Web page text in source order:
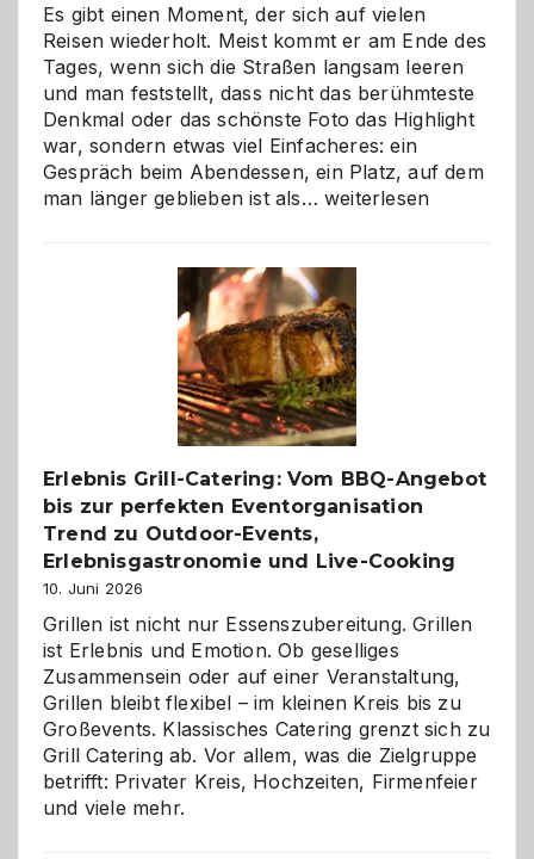
Es gibt einen Moment, der sich auf vielen
Reisen wiederholt. Meist kommt er am Ende des
Tages, wenn sich die Straßen langsam leeren
und man feststellt, dass nicht das berühmteste
Denkmal oder das schönste Foto das Highlight
war, sondern etwas viel Einfacheres: ein
Gespräch beim Abendessen, ein Platz, auf dem
man länger geblieben ist als… Als
–
die
Gelegenheit,
neue
Reiseziele
zu
entdecken
weiterlesen
Erlebnis Grill-Catering: Vom BBQ-Angebot
bis zur perfekten Eventorganisation
Trend zu Outdoor-Events,
Erlebnisgastronomie und Live-Cooking
10. Juni 2026
Grillen ist nicht nur Essenszubereitung. Grillen
ist Erlebnis und Emotion. Ob geselliges
Zusammensein oder auf einer Veranstaltung,
Grillen bleibt flexibel – im kleinen Kreis bis zu
Großevents. Klassisches Catering grenzt sich zu
Grill Catering ab. Vor allem, was die Zielgruppe
betrifft: Privater Kreis, Hochzeiten, Firmenfeier
und viele mehr.